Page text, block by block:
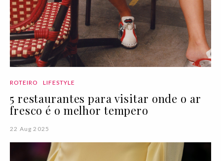
ROTEIRO LIFESTYLE
5 restaurantes para visitar onde o ar
fresco é o melhor tempero
22 Aug 2025